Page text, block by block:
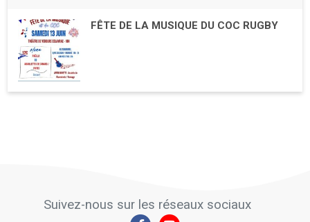
FÊTE DE LA MUSIQUE DU COC RUGBY
Suivez-nous sur les réseaux sociaux